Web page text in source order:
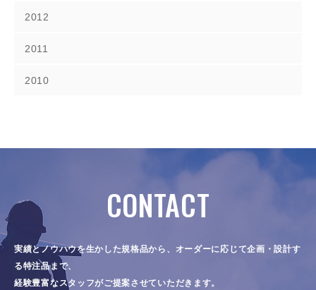
2012
2011
2010
CONTACT
実績とノウハウを生かした規格品から、オーダーに応じて企画・設計す
る特注品まで、
経験豊富なスタッフがご提案させていただきます。